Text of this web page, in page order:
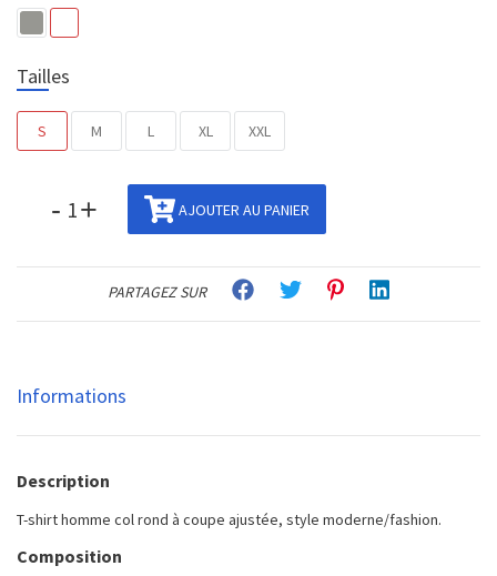
Tailles
S M L XL XXL
- + AJOUTER AU PANIER
PARTAGEZ SUR
Informations
Description
T-shirt homme col rond à coupe ajustée, style moderne/fashion.
Composition